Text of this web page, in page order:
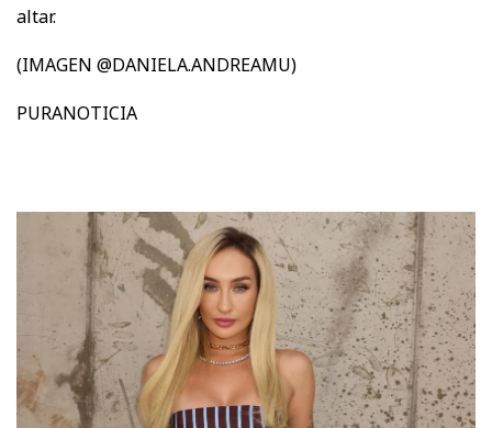
altar.
(IMAGEN @DANIELA.ANDREAMU)
PURANOTICIA